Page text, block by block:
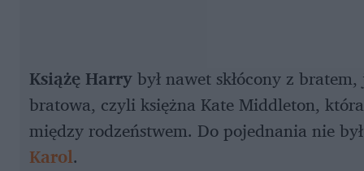
Książę Harrybył nawet skłócony z
bratowa, czyli księżna Kate Middleton,
między rodzeństwem. Do pojednania nie
Karol.